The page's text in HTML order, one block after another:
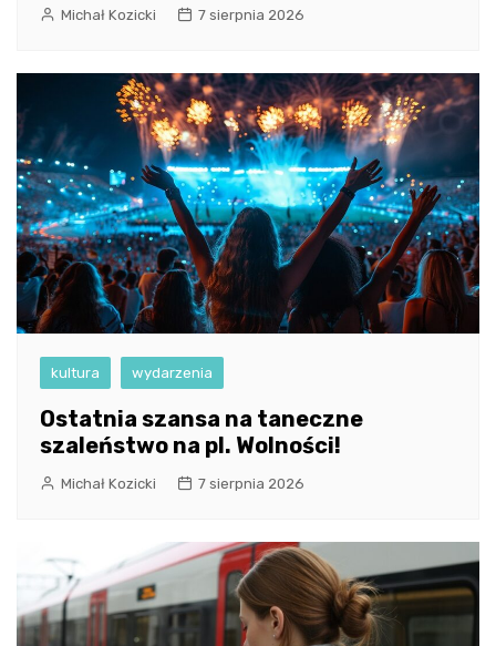
Michał Kozicki 7 sierpnia 2026
kultura wydarzenia
Ostatnia szansa na taneczne
szaleństwo na pl. Wolności!
Michał Kozicki 7 sierpnia 2026